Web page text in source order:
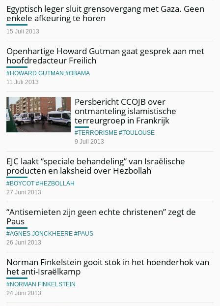
Egyptisch leger sluit grensovergang met Gaza. Geen
enkele afkeuring te horen
15 Juli 2013
Openhartige Howard Gutman gaat gesprek aan met
hoofdredacteur Freilich
11 Juli 2013
HOWARD GUTMAN OBAMA
Persbericht CCOJB over
ontmanteling islamistische
terreurgroep in Frankrijk
9 Juli 2013
TERRORISME TOULOUSE
EJC laakt “speciale behandeling” van Israëlische
producten en laksheid over Hezbollah
27 Juni 2013
BOYCOT HEZBOLLAH
“Antisemieten zijn geen echte christenen” zegt de
Paus
26 Juni 2013
AGNES JONCKHEERE PAUS
Norman Finkelstein gooit stok in het hoenderhok van
het anti-Israëlkamp
24 Juni 2013
NORMAN FINKELSTEIN